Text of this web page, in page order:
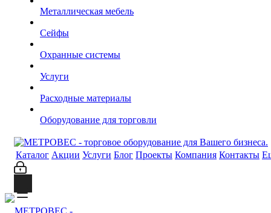
Металлическая мебель
Сейфы
Охранные системы
Услуги
Расходные материалы
Оборудование для торговли
Каталог Акции Услуги Блог Проекты Компания Контакты